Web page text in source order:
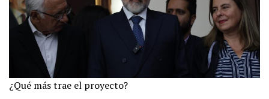
¿Qué más trae el proyecto?